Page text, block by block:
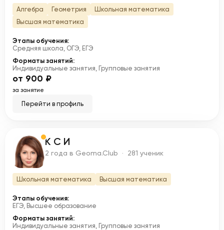
Алгебра Геометрия
Школьная математика
Высшая математика
Этапы обучения:
Средняя школа, ОГЭ, ЕГЭ
Форматы занятий:
Индивидуальные занятия, Групповые занятия
от 900 ₽
за занятие
Перейти в профиль
К К С И
2 года в Geoma.Club · 281 ученик
Школьная математика Высшая математика
Этапы обучения:
ЕГЭ, Высшее образование
Форматы занятий:
Индивидуальные занятия, Групповые занятия